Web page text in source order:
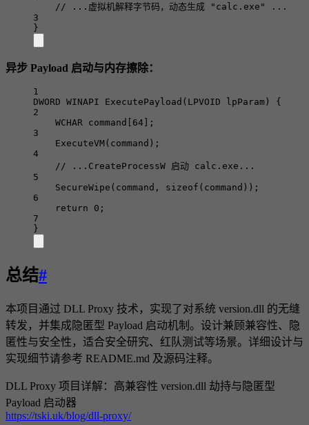
// ...虚拟机解释字节码，动态生成 "calc.exe" ...
3
}
异步 Payload 启动与内存擦除：
1
DWORD WINAPI ExecutePayload (LPVOID lpParam ) {
2
WCHAR command [ 64 ];
3
ExecuteVM(command);
4
// ...CreateProcessW 启动 calc.exe...
5
SecureWipe (command, sizeof (command));
6
return
0 ;
7
}
总结#
本项目通过 DLL Proxy 技术，实现了对系统 version.dll 的无缝
转发，并集成隐匿型 Payload 启动机制。设计兼顾兼容性、隐
匿性与安全性，适合安全研究、红队测试等场景。详细设计与
实现细节请参考 README.md 及源码注释。
DLL Proxy 项目详解：高兼容性 version.dll 劫持与隐匿型
Payload 启动器
https://tski.uk/blog/dll-proxy/